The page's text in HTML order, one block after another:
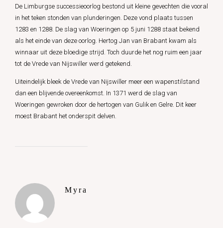
De Limburgse successieoorlog bestond uit kleine gevechten die vooral
in het teken stonden van plunderingen. Deze vond plaats tussen
1283 en 1288. De slag van Woeringen op 5 juni 1288 staat bekend
als het einde van deze oorlog. Hertog Jan van Brabant kwam als
winnaar uit deze bloedige strijd. Toch duurde het nog ruim een jaar
tot de Vrede van Nijswiller werd getekend.
Uiteindelijk bleek de Vrede van Nijswiller meer een wapenstilstand
dan een blijvende overeenkomst. In 1371 werd de slag van
Woeringen gewroken door de hertogen van Gulik en Gelre. Dit keer
moest Brabant het onderspit delven.
Myra